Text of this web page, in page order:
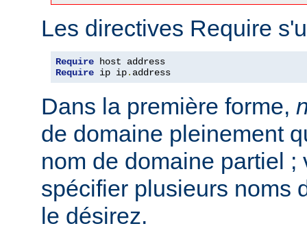
Les directives Require
Require
Require ip ip. address
Dans la première forme,
de domaine pleinement
nom de domaine partiel ;
spécifier plusieurs noms
le désirez.